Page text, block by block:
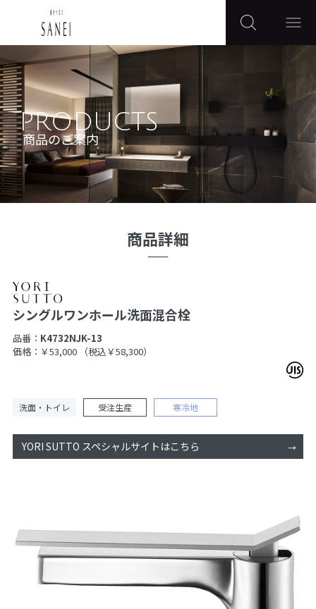
PRODUCTS
商品のご案内
商品詳細
シングルワンホール洗面混合栓
品番： K4732NJK-13
価格：￥53,000
（税込￥58,300）
洗面・トイレ 受注生産 寒冷地
YORI SUTTO スペシャルサイトはこちら